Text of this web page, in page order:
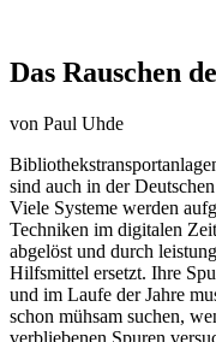
Das Rauschen
von Paul Uhde
sind auch in der
Viele Systeme werden
Techniken im digitalen
abgelöst und durch
Hilfsmittel ersetzt. Ihre
und im Laufe der Jahre
schon mühsam suchen,
verbliebenen Spuren